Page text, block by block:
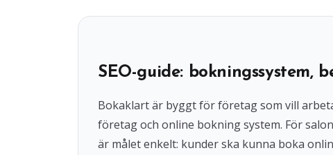
SEO-guide: bokningssystem,
Bokaklart är byggt för företag som vill
företag och online bokning system. För
är målet enkelt: kunder ska kunna boka